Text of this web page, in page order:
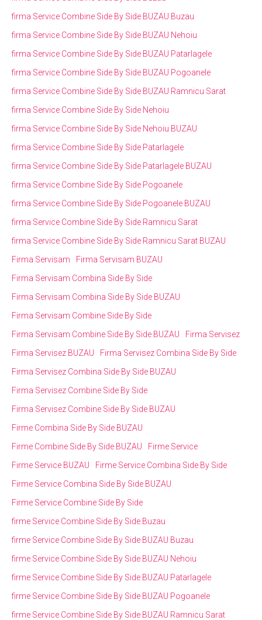
firma Service Combine Side By Side BUZAU Buzau
firma Service Combine Side By Side BUZAU Nehoiu
firma Service Combine Side By Side BUZAU Patarlagele
firma Service Combine Side By Side BUZAU Pogoanele
firma Service Combine Side By Side BUZAU Ramnicu Sarat
firma Service Combine Side By Side Nehoiu
firma Service Combine Side By Side Nehoiu BUZAU
firma Service Combine Side By Side Patarlagele
firma Service Combine Side By Side Patarlagele BUZAU
firma Service Combine Side By Side Pogoanele
firma Service Combine Side By Side Pogoanele BUZAU
firma Service Combine Side By Side Ramnicu Sarat
firma Service Combine Side By Side Ramnicu Sarat BUZAU
Firma Servisam
Firma Servisam BUZAU
Firma Servisam Combina Side By Side
Firma Servisam Combina Side By Side BUZAU
Firma Servisam Combine Side By Side
Firma Servisam Combine Side By Side BUZAU
Firma Servisez
Firma Servisez BUZAU
Firma Servisez Combina Side By Side
Firma Servisez Combina Side By Side BUZAU
Firma Servisez Combine Side By Side
Firma Servisez Combine Side By Side BUZAU
Firme Combina Side By Side BUZAU
Firme Combine Side By Side BUZAU
Firme Service
Firme Service BUZAU
Firme Service Combina Side By Side
Firme Service Combina Side By Side BUZAU
Firme Service Combine Side By Side
firme Service Combine Side By Side Buzau
firme Service Combine Side By Side BUZAU Buzau
firme Service Combine Side By Side BUZAU Nehoiu
firme Service Combine Side By Side BUZAU Patarlagele
firme Service Combine Side By Side BUZAU Pogoanele
firme Service Combine Side By Side BUZAU Ramnicu Sarat